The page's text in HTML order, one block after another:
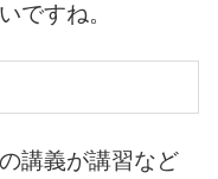
ですね。
講義が講習など